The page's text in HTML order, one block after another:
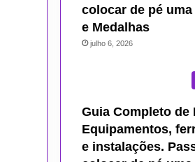
colocar de pé
e Medalhas
julho 6, 2026
Guia Completo de
Equipamentos,
e instalações.